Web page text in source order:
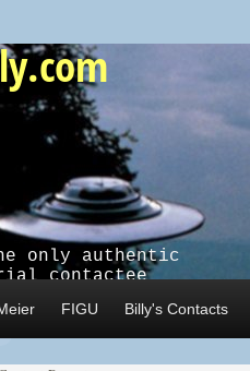
only authentic
contactee
FIGU Billy's Contacts